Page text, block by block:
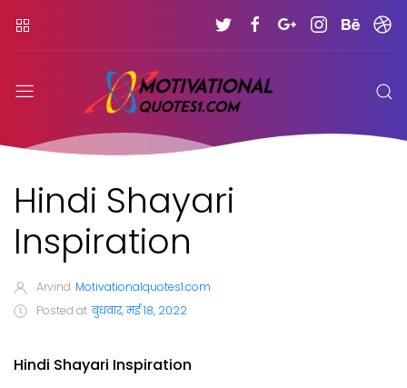
Hindi Shayari
Inspiration
Arvind Motivationalquotes1.com
Posted at बुधवार, मई 18, 2022
Hindi Shayari Inspiration